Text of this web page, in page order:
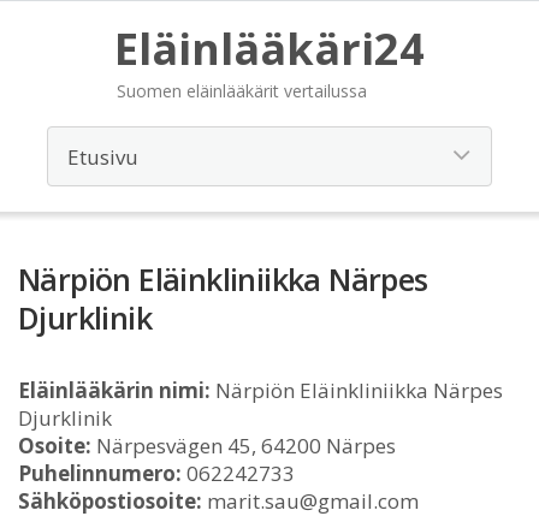
Eläinlääkäri24
Suomen eläinlääkärit vertailussa
Närpiön Eläinkliniikka Närpes
Djurklinik
Eläinlääkärin nimi: Närpiön Eläinkliniikka Närpes
Djurklinik
Osoite: Närpesvägen 45, 64200 Närpes
Puhelinnumero: 062242733
Sähköpostiosoite: marit.sau@gmail.com